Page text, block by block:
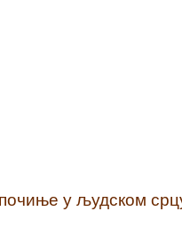
у људском